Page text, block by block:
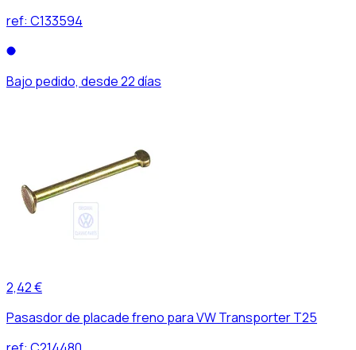
ref: C133594
Bajo pedido, desde 22 días
2,42 €
Pasasdor de placade freno para VW Transporter T25